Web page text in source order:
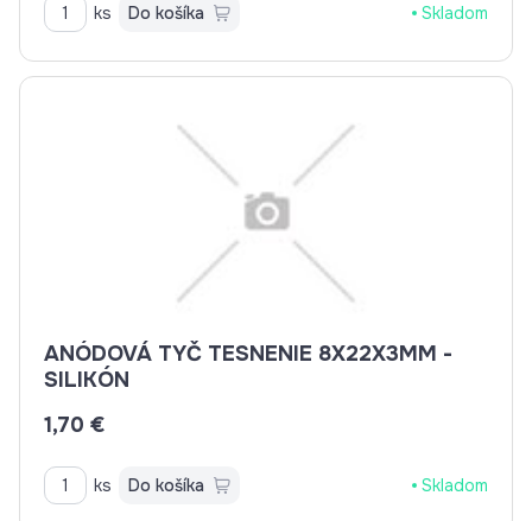
ks Do košíka Skladom
ANÓDOVÁ TYČ TESNENIE 8X22X3MM -
SILIKÓN
1,70 €
ks Do košíka Skladom